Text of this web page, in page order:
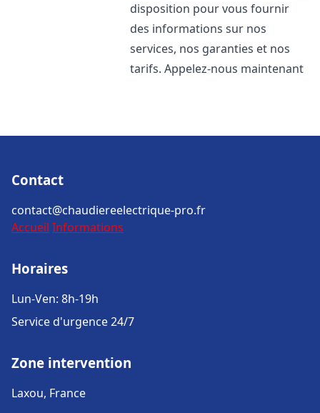
disposition pour vous fournir
des informations sur nos
services, nos garanties et nos
tarifs. Appelez-nous maintenant
Contact
contact@chaudiereelectrique-pro.fr
Accueil Informations
Horaires
Lun-Ven: 8h-19h
Service d'urgence 24/7
Zone intervention
Laxou, France